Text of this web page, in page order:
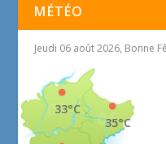
MÉTÉO
Jeudi 06 août 2026, Bonne
35°C
33°C